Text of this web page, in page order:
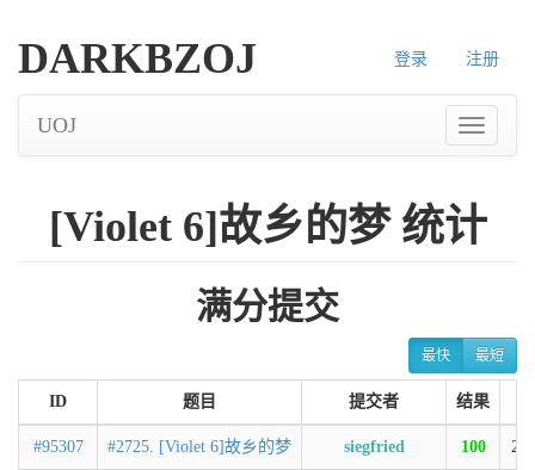
登录 注册
DARKBZOJ
UOJ
[Violet 6]故乡的梦 统计
满分提交
最快 最短
ID 题目 提交者 结果
#95307 #2725. [Violet 6]故乡的梦 siegfried 100